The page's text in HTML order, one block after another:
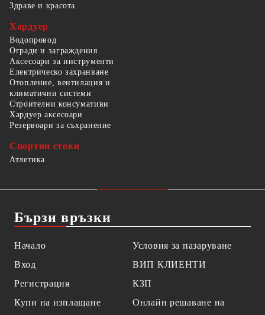
Здраве и красота
Хардуер
Водопровод
Огради и заграждения
Аксесоари за инструменти
Електрическо захранване
Отопление, вентилация и
климатични системи
Строителни консумативи
Хардуер аксесоари
Резервоари за съхранение
Спортни стоки
Атлетика
Бързи връзки
Начало
Вход
Регистрация
Купи на изплащане
Условия за пазаруване
ВИП КЛИЕНТИ
КЗП
Онлайн решаване на